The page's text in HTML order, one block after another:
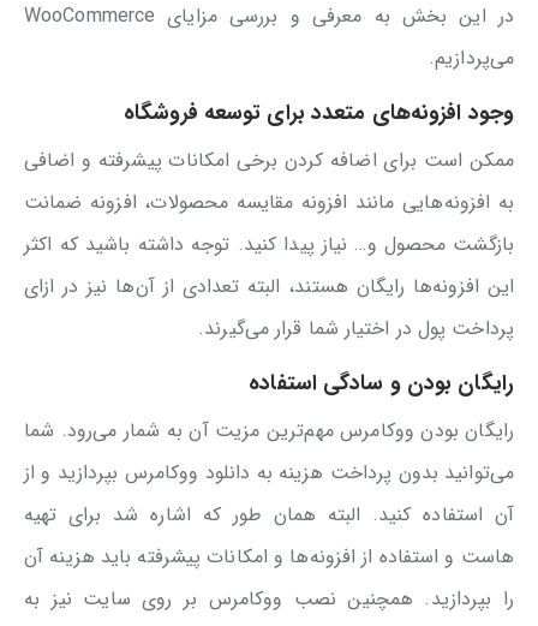
در این بخش به معرفی و بررسی مزایای WooCommerce
می‌پردازیم.
وجود افزونه‌های متعدد برای توسعه فروشگاه
ممکن است برای اضافه کردن برخی امکانات پیشرفته و اضافی
به افزونه‌هایی مانند افزونه مقایسه محصولات، افزونه ضمانت
بازگشت محصول و… نیاز پیدا کنید. توجه داشته باشید که اکثر
این افزونه‌ها رایگان هستند، البته تعدادی از آن‌ها نیز در ازای
پرداخت پول در اختیار شما قرار می‌گیرند.
رایگان بودن و سادگی استفاده
رایگان بودن ووکامرس مهم‌ترین مزیت آن به شمار می‌رود. شما
می‌توانید بدون پرداخت هزینه به دانلود ووکامرس بپردازید و از
آن استفاده کنید. البته همان طور که اشاره شد برای تهیه
هاست و استفاده از افزونه‌ها و امکانات پیشرفته باید هزینه آن
را بپردازید. همچنین نصب ووکامرس بر روی سایت نیز به